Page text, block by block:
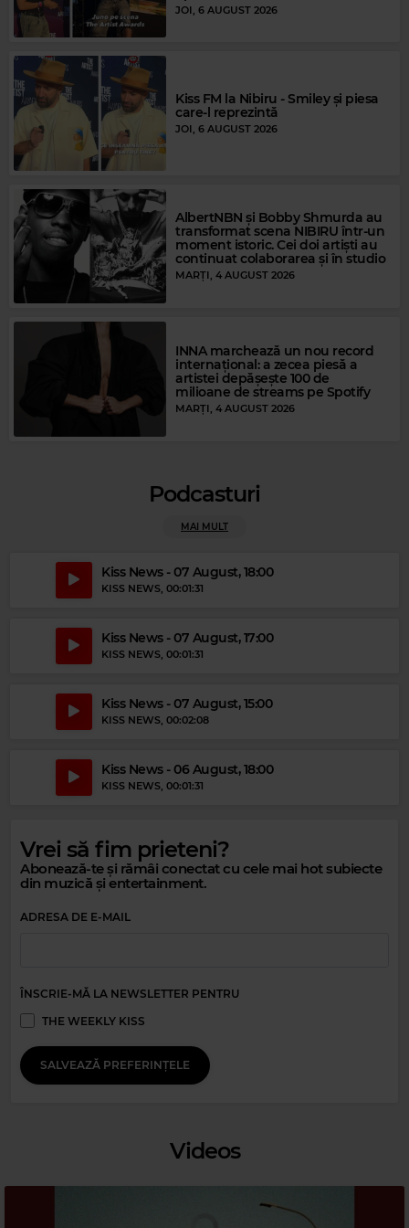
THE MAMAS & THE PAPAS CALIFORNIA DREAMIN'
Magic Party Mix
Magic Relax
FASHION SHOP MUSIC
JOI, 6 AUGUST 2026
Kiss FM la Nibiru - Smiley și piesa
care-l reprezintă
JOI, 6 AUGUST 2026
AlbertNBN și Bobby Shmurda au
transformat scena NIBIRU într-un
moment istoric. Cei doi artiști au
continuat colaborarea și în studio
MARȚI, 4 AUGUST 2026
INNA marchează un nou record
internațional: a zecea piesă a
artistei depășește 100 de
milioane de streams pe Spotify
MARȚI, 4 AUGUST 2026
Podcasturi
MAI MULT
Kiss News - 07 August, 18:00
KISS NEWS, 00:01:31
Kiss News - 07 August, 17:00
KISS NEWS, 00:01:31
Kiss News - 07 August, 15:00
KISS NEWS, 00:02:08
Kiss News - 06 August, 18:00
KISS NEWS, 00:01:31
Vrei să fim prieteni?
Abonează-te și rămâi conectat cu cele mai hot subiecte
din muzică și entertainment.
ADRESA DE E-MAIL
ÎNSCRIE-MĂ LA NEWSLETTER PENTRU
THE WEEKLY KISS
SALVEAZĂ PREFERINȚELE
Videos